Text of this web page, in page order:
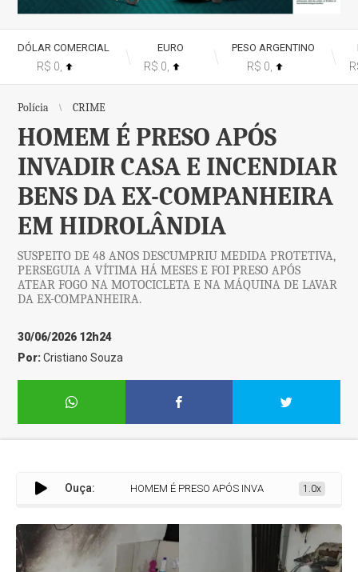
DÓLAR COMERCIAL
R$ 0,
EURO
R$ 0,
PESO ARGENTINO
R$ 0,
Polícia CRIME
HOMEM É PRESO APÓS
INVADIR CASA E INCENDIAR
BENS DA EX-COMPANHEIRA
EM HIDROLÂNDIA
SUSPEITO DE 48 ANOS DESCUMPRIU MEDIDA PROTETIVA,
PERSEGUIA A VÍTIMA HÁ MESES E FOI PRESO APÓS
ATEAR FOGO NA MOTOCICLETA E NA MÁQUINA DE LAVAR
DA EX-COMPANHEIRA.
30/06/2026 12h24
Por:Cristiano Souza
Ouça:HOMEM É PRESO APÓS INVADIR CASA E INCENDIAR
1.0x